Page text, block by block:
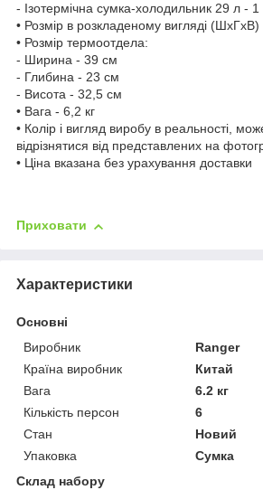
- Ізотермічна сумка-холодильник 29 л -
• Розмір в розкладеному вигляді
• Розмір термоотдела:
- Ширина - 39 см
- Глибина - 23 см
- Висота - 32,5 см
• Вага - 6,2 кг
• Колір і вигляд виробу в реальності,
відрізнятися від представлених на
• Ціна вказана без урахування доставки
Приховати
Характеристики
Основні
Виробник
Ranger
Країна виробник
Китай
Вага
6.2 кг
Кількість персон
6
Стан
Новий
Упаковка
Сумка
Склад набору